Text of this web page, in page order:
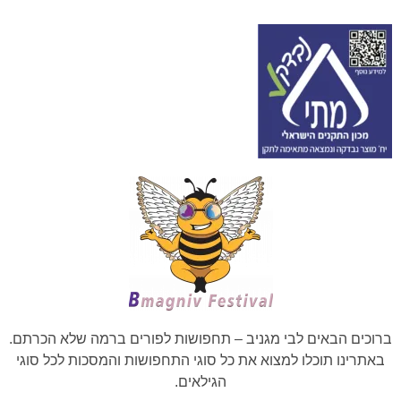
ברוכים הבאים לבי מגניב – תחפושות לפורים ברמה שלא הכרתם.
באתרינו תוכלו למצוא את כל סוגי התחפושות והמסכות לכל סוגי
הגילאים.